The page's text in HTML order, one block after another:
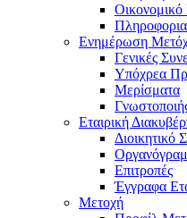
Ενημέρωση
Γενικές
Υπόχρεα
Μερίσματα
Εταιρική
Διοικητικό
Επιτροπές
Έγγραφα
Μετοχή